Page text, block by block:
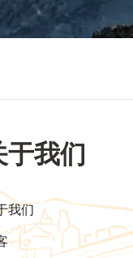
于我们
我们